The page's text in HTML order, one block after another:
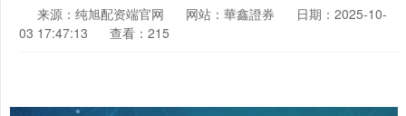
来源：纯旭配资端官网 网站：華鑫證券
日期：2025-10-
03 17:47:13
查看：215